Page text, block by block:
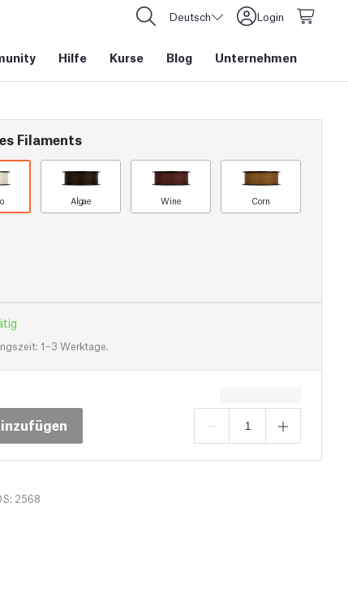
Deutsch Login
Hilfe Kurse Blog Unternehmen
Filaments
Algae Wine Corn
1–3 Werktage.
2568